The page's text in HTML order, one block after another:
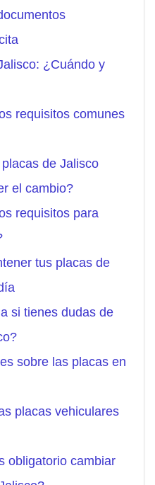
¿Cuándo y
requisitos comunes
de Jalisco
el cambio?
requisitos para
tus placas de
si tienes dudas de
sobre las placas en
placas vehiculares
obligatorio cambiar